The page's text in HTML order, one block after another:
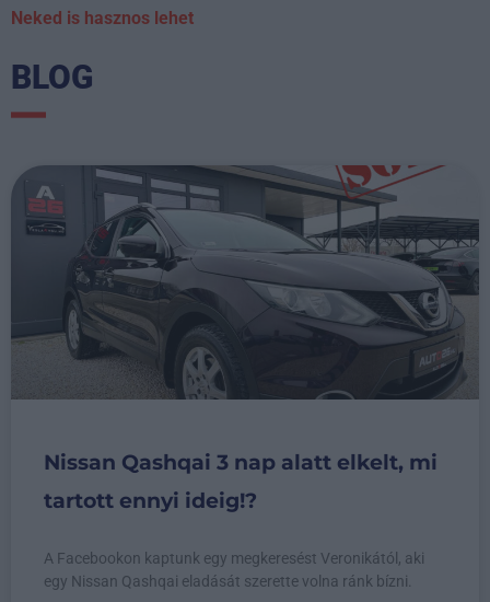
Neked is hasznos lehet
BLOG
Nissan Qashqai 3 nap alatt elkelt, mi
tartott ennyi ideig!?
A Facebookon kaptunk egy megkeresést Veronikától, aki
egy Nissan Qashqai eladását szerette volna ránk bízni.